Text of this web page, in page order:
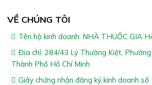
VỀ CHÚNG TÔI
Tên hộ kinh doanh: NHÀ THUỐC GIA
Địa chỉ: 284/43 Lý Thường Kiệt, Phường
Thành Phố Hồ Chí Minh
Giấy chứng nhận đăng ký kinh doanh